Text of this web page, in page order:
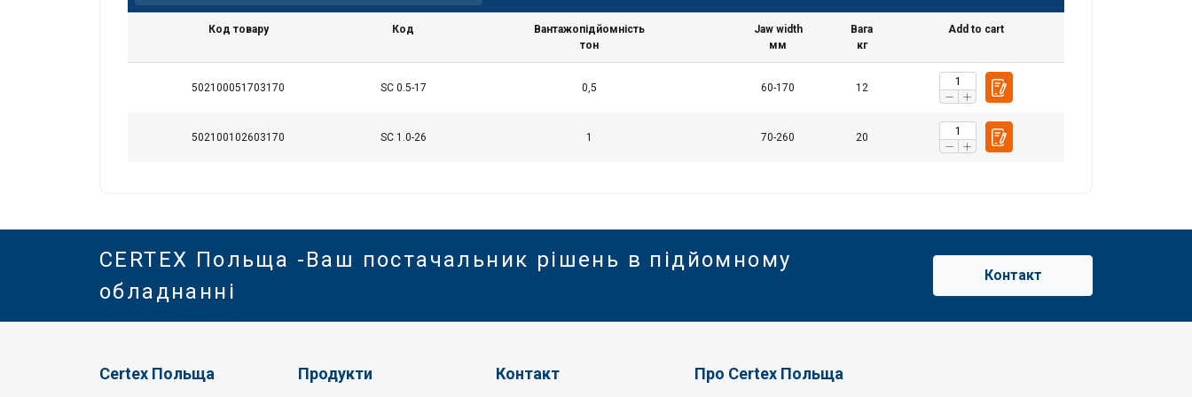
Код товару Код
Вантажопідйомність
тон
Jaw width
мм
Вага
кг
Add to cart
502100051703170 SC 0.5-17 0,5 60-170 12
502100102603170 SC 1.0-26 1 70-260 20
CERTEX Польща -Ваш постачальник рішень в підйомному
обладнанні
Контакт
Certex Польща Продукти Контакт Про Certex Польща